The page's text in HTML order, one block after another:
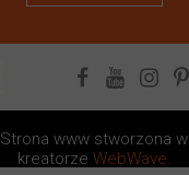
Strona www stworzona w
kreatorze WebWave.